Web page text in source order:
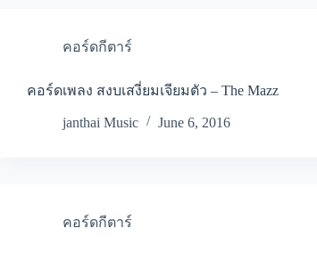
คอร์ดกีตาร์
คอร์ดเพลง สงบเสงี่ยมเจียมตัว – The Mazz
janthai Music June 6, 2016
คอร์ดกีตาร์